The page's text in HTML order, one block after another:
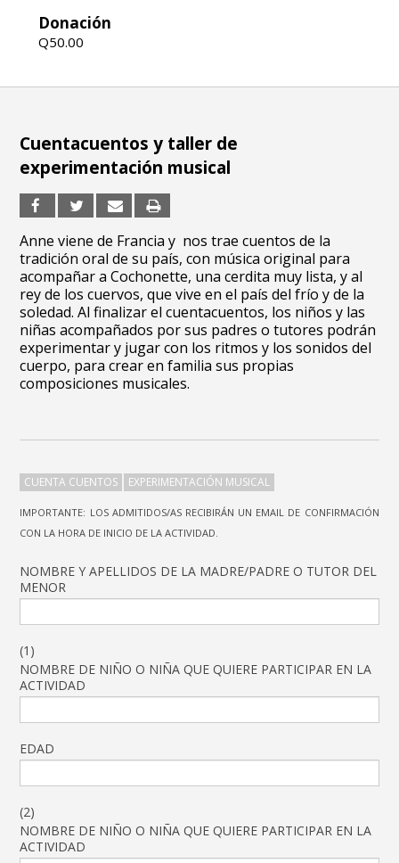
Donación
Q50.00
Cuentacuentos y taller de
experimentación musical
Anne viene de Francia y nos trae cuentos de la
tradición oral de su país, con música original para
acompañar a Cochonette, una cerdita muy lista, y al
rey de los cuervos, que vive en el país del frío y de la
soledad. Al finalizar el cuentacuentos, los niños y las
niñas acompañados por sus padres o tutores podrán
experimentar y jugar con los ritmos y los sonidos del
cuerpo, para crear en familia sus propias
composiciones musicales.
CUENTA CUENTOS EXPERIMENTACIÓN MUSICAL
IMPORTANTE: LOS ADMITIDOS/AS RECIBIRÁN UN EMAIL DE CONFIRMACIÓN
CON LA HORA DE INICIO DE LA ACTIVIDAD.
NOMBRE Y APELLIDOS DE LA MADRE/PADRE O TUTOR DEL
MENOR
(1)
NOMBRE DE NIÑO O NIÑA QUE QUIERE PARTICIPAR EN LA
ACTIVIDAD
EDAD
(2)
NOMBRE DE NIÑO O NIÑA QUE QUIERE PARTICIPAR EN LA
ACTIVIDAD